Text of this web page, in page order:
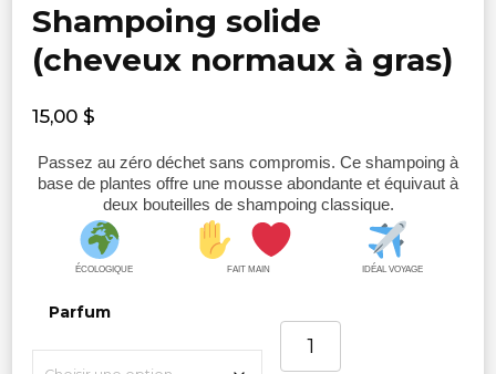
Shampoing solide
(cheveux normaux à gras)
15,00 $
Passez au zéro déchet sans compromis. Ce shampoing à
base de plantes offre une mousse abondante et équivaut à
deux bouteilles de shampoing classique.
ÉCOLOGIQUE FAIT MAIN IDÉAL VOYAGE
Parfum